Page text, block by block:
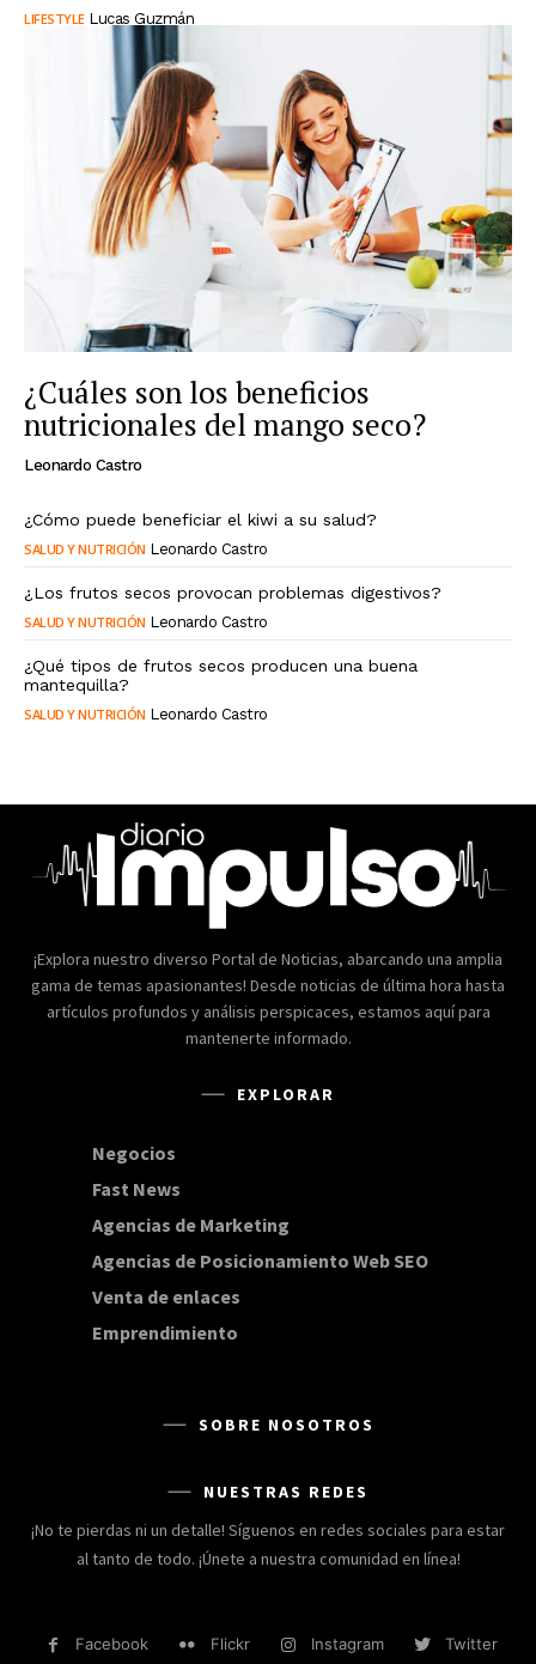
LIFESTYLE Lucas Guzmán
¿Cuáles son los beneficios
nutricionales del mango seco?
Leonardo Castro
¿Cómo puede beneficiar el kiwi a su salud?
SALUD Y NUTRICIÓN Leonardo Castro
¿Los frutos secos provocan problemas digestivos?
SALUD Y NUTRICIÓN Leonardo Castro
¿Qué tipos de frutos secos producen una buena
mantequilla?
SALUD Y NUTRICIÓN Leonardo Castro
¡Explora nuestro diverso Portal de Noticias, abarcando una amplia
gama de temas apasionantes! Desde noticias de última hora hasta
artículos profundos y análisis perspicaces, estamos aquí para
mantenerte informado.
EXPLORAR
Negocios
Fast News
Agencias de Marketing
Agencias de Posicionamiento Web SEO20
Venta de enlaces
Emprendimiento
SOBRE NOSOTROS
NUESTRAS REDES
¡No te pierdas ni un detalle! Síguenos en redes sociales para estar
al tanto de todo. ¡Únete a nuestra comunidad en línea!
Facebook Flickr Instagram Twitter